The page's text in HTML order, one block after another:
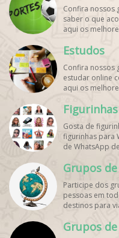
Confira nossos
saber o que
aqui os
Estudos
Confira nossos
estudar online
aqui os
Figurinhas
Gosta de
figurinhas para
de WhatsApp
perfil!
Grupos
Participe dos
pessoas em
destinos para
Grupos